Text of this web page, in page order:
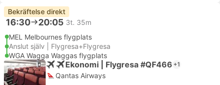
Bekräftelse direkt
16:30 20:05 3t. 35m
MEL Melbournes flygplats
Anslut själv | Flygresa+Flygresa
WGA Wagga Waggas flygplats
Ekonomi | Flygresa #QF466 +1
Qantas Airways